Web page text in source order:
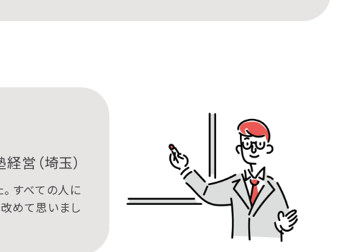
経営（埼玉）
すべての人に
めて思いまし